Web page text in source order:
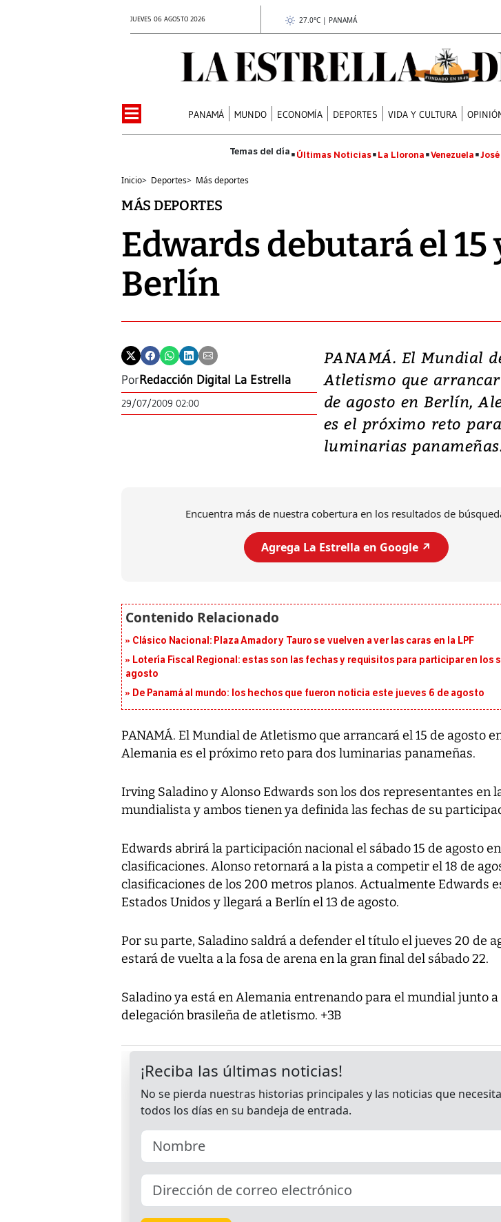
JUEVES 06 AGOSTO 2026 27.0°C | PANAMÁ
PANAMÁ MUNDO ECONOMÍA DEPORTES VIDA Y CULTURA
Últimas Noticias La Llorona Venezuela
Inicio> Deportes> Más deportes
MÁS DEPORTES
Edwards debutará el
Berlín
PorRedacción Digital La Estrella
29/07/2009 02:00
PANAMÁ. El Mundial
Atletismo que
de agosto en Berlín,
es el próximo reto
luminarias
Encuentra más de nuestra cobertura en los resultados de
Agrega La Estrella en Google ↗️
Clásico Nacional: Plaza Amador y Tauro se vuelven a ver las caras en la LPF
Lotería Fiscal Regional: estas son las fechas y requisitos para participar en los
agosto
De Panamá al mundo: los hechos que fueron noticia este jueves 6 de agosto
PANAMÁ. El Mundial de Atletismo que arrancará el 15 de agosto
Alemania es el próximo reto para dos luminarias panameñas.
Irving Saladino y Alonso Edwards son los dos representantes en
mundialista y ambos tienen ya definida las fechas de su
Edwards abrirá la participación nacional el sábado 15 de agosto
clasificaciones. Alonso retornará a la pista a competir el 18 de
clasificaciones de los 200 metros planos. Actualmente Edwards
Estados Unidos y llegará a Berlín el 13 de agosto.
Por su parte, Saladino saldrá a defender el título el jueves 20 de
estará de vuelta a la fosa de arena en la gran final del sábado 22.
Saladino ya está en Alemania entrenando para el mundial junto a
delegación brasileña de atletismo. +3B
Video, Japón:
deja heridos y
daños en
al sur de Japón,